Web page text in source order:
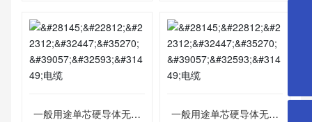
一般用途单芯硬导体无护
一般用途单芯硬导体无护
18057195879
hzzc.dxdl@163.com
0571-87673333